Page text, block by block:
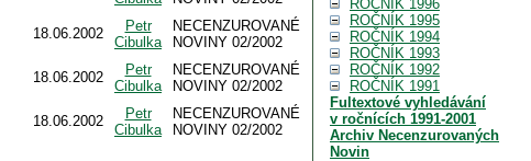
18.06.2002
Petr
Cibulka
NECENZUROVANÉ
NOVINY 02/2002
18.06.2002
Petr
Cibulka
NECENZUROVANÉ
NOVINY 02/2002
18.06.2002
Petr
Cibulka
NECENZUROVANÉ
NOVINY 02/2002
ROČNÍK 1996
ROČNÍK 1995
ROČNÍK 1994
ROČNÍK 1993
ROČNÍK 1992
ROČNÍK 1991
Fultextové vyhledávání
v ročnících 1991-2001
Archiv Necenzurovaných
Novin